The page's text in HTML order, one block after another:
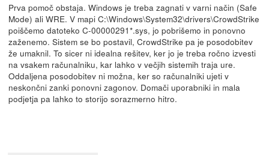
Prva pomoč obstaja. Windows je treba zagnati v varni način (Safe
Mode) ali WRE. V mapi C:\Windows\System32\drivers\CrowdStrike
poiščemo datoteko C-00000291*.sys, jo pobrišemo in ponovno
zaženemo. Sistem se bo postavil, CrowdStrike pa je posodobitev
že umaknil. To sicer ni idealna rešitev, ker jo je treba ročno izvesti
na vsakem računalniku, kar lahko v večjih sistemih traja ure.
Oddaljena posodobitev ni možna, ker so računalniki ujeti v
neskončni zanki ponovni zagonov. Domači uporabniki in mala
podjetja pa lahko to storijo sorazmerno hitro.